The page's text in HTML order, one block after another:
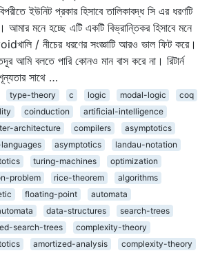
ইউনিট প্রকার হিসাবে তালিকাবদ্ধ সি এর ধরণটি
আমার মনে হচ্ছে এটি একটি বিভ্রান্তিকর হিসাবে মনে
/ নীচের ধরণের সংজ্ঞাটি আরও ভাল ফিট করে।
আমি বলতে পারি কোনও মান বাস করে না। রিটার্ন
সাথে …
type-theory c logic modal-logic
coq
coinduction
artificial-intelligence
architecture
compilers
asymptotics
asymptotics
landau-notation
turing-machines
optimization
problem
rice-theorem
algorithms
floating-point
automata
data-structures
search-trees
search-trees
complexity-theory
amortized-analysis complexity-theory